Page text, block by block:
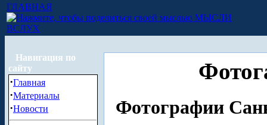
ГЛАВНАЯ
МЫСЛИ
ВСЛУХ
Навигация по
сайту
·Главная
·Материалы
·Новости Фотографии